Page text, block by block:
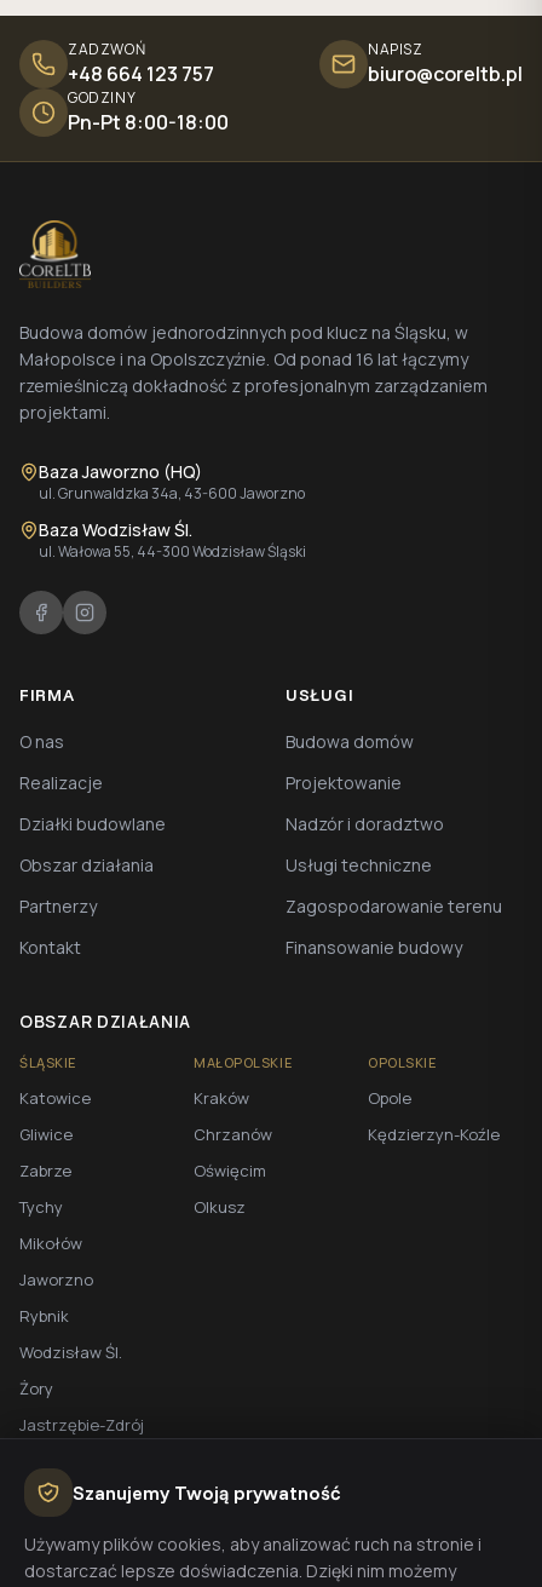
ZADZWOŃ
+48 664 123 757
NAPISZ
biuro@coreltb.pl
GODZINY
Pn-Pt 8:00-18:00
Budowa domów jednorodzinnych pod klucz na Śląsku, w
Małopolsce i na Opolszczyźnie. Od ponad 16 lat łączymy
rzemieślniczą dokładność z profesjonalnym zarządzaniem
projektami.
Baza Jaworzno (HQ)
ul. Grunwaldzka 34a, 43-600 Jaworzno
Baza Wodzisław Śl.
ul. Wałowa 55, 44-300 Wodzisław Śląski
FIRMA
O nas
Realizacje
Działki budowlane
Obszar działania
Partnerzy
Kontakt
USŁUGI
Budowa domów
Projektowanie
Nadzór i doradztwo
Usługi techniczne
Zagospodarowanie terenu
Finansowanie budowy
OBSZAR DZIAŁANIA
ŚLĄSKIE
Katowice
Gliwice
Zabrze
Tychy
Mikołów
Jaworzno
Rybnik
Wodzisław Śl.
Żory
Jastrzębie-Zdrój
MAŁOPOLSKIE
Kraków
Chrzanów
Oświęcim
Olkusz
OPOLSKIE
Opole
Kędzierzyn-Koźle
BEZPŁATNA WYCENA
Planujesz budowę domu? Skontaktuj się z nami - przygotujemy
Szanujemy Twoją prywatność
Używamy plików cookies, aby analizować ruch na stronie i
dostarczać lepsze doświadczenia. Dzięki nim możemy